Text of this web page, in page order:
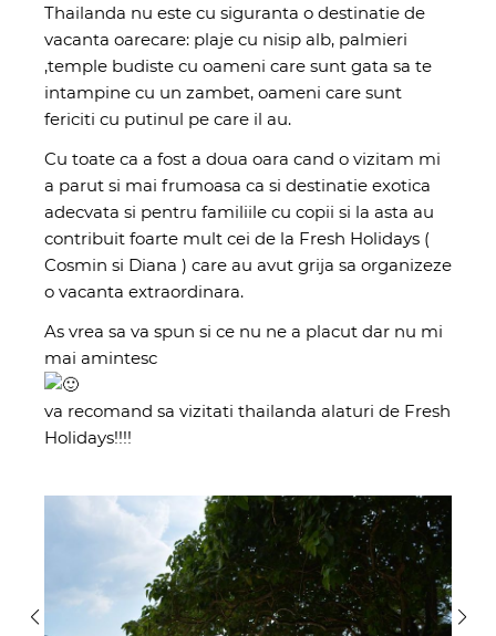
Thailanda nu este cu siguranta o destinatie de
vacanta oarecare: plaje cu nisip alb, palmieri
,temple budiste cu oameni care sunt gata sa te
intampine cu un zambet, oameni care sunt
fericiti cu putinul pe care il au.
Cu toate ca a fost a doua oara cand o vizitam mi
a parut si mai frumoasa ca si destinatie exotica
adecvata si pentru familiile cu copii si la asta au
contribuit foarte mult cei de la Fresh Holidays (
Cosmin si Diana ) care au avut grija sa organizeze
o vacanta extraordinara.
As vrea sa va spun si ce nu ne a placut dar nu mi
mai amintesc
va recomand sa vizitati thailanda alaturi de Fresh
Holidays!!!!